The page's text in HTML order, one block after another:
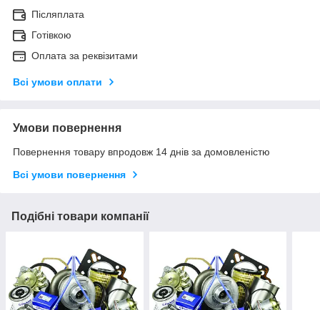
Післяплата
Готівкою
Оплата за реквізитами
Всі умови оплати
Умови повернення
Повернення товару впродовж 14 днів за домовленістю
Всі умови повернення
Подібні товари компанії